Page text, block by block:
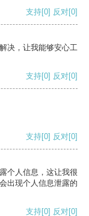
支持[0] 反对[0]
决，让我能够安心工
支持[0] 反对[0]
支持[0] 反对[0]
个人信息，这让我很
出现个人信息泄露的
支持[0] 反对[0]